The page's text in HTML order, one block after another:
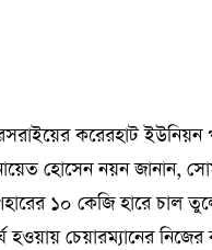
করেরহাট ইউনিয়ন
হোসেন নয়ন জানান,
১০ কেজি হারে চাল
হওয়ায় চেয়ারম্যানের